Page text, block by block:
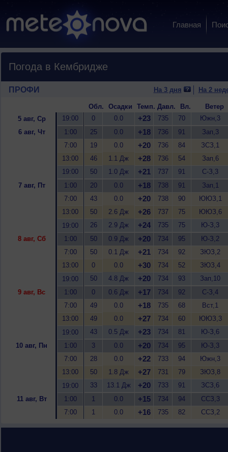
Главная
Погода в Кембридже
ПРОФИ На 3 дня На 2
Обл. Осадки Темп. Давл. Вл.
Ветер
5 авг, Ср
19:00 0 0.0 +23 735 70
Южн,3
6 авг, Чт
1:00 25 0.0 +18 736 91
Зап,3
7:00
19 0.0 +20 736 84
ЗСЗ,1
13:00
46 1.1 Дж +28 736 54
Зап,6
19:00
50 1.0 Дж +21 737 91
С-З,3
7 авг, Пт
1:00 20 0.0 +18 738 91
Зап,1
7:00
43 0.0 +20 738 90
ЮЮЗ,1
13:00
50 2.6 Дж +26 737 75
ЮЮЗ,6
19:00
26 2.9 Дж +24 735 75
Ю-З,3
8 авг, Сб
1:00 50 0.9 Дж +20 734 95
Ю-З,2
7:00
50 0.1 Дж +21 734 92
ЗЮЗ,2
13:00
0 0.0 +30 734 52
ЗЮЗ,4
19:00
50 4.8 Дж +20 734 93
Зап,10
9 авг, Вс
1:00 0 0.6 Дж +17 734 92
С-З,4
7:00
49 0.0 +18 735 68
Вст,1
13:00
49 0.0 +27 734 60
ЮЮЗ,3
19:00
43 0.5 Дж +23 734 81
Ю-З,6
10 авг, Пн
1:00 3 0.0 +20 734 95
Ю-З,3
7:00
28 0.0 +22 733 94
Южн,3
13:00
50 1.8 Дж +27 731 79
ЗЮЗ,8
19:00
33 13.1 Дж +20 733 91
ЗСЗ,6
11 авг, Вт
1:00 1 0.0 +15 734 94
ССЗ,3
7:00
1 0.0 +16 735 82 ССЗ,2